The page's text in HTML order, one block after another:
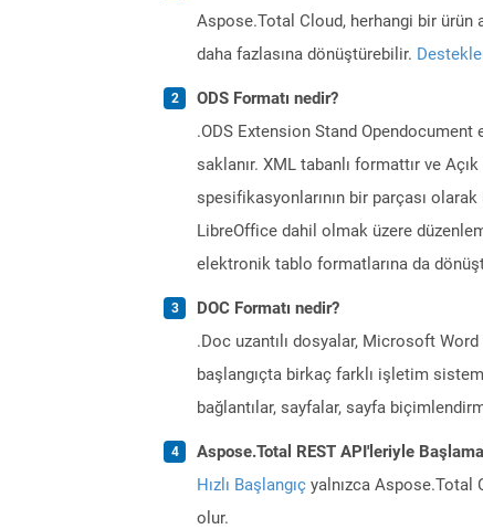
Aspose.Total Cloud, herhangi bir ürün
daha fazlasına dönüştürebilir.
ODS Formatı nedir?
.ODS Extension Stand Opendocument
saklanır. XML tabanlı formattır ve
spesifikasyonlarının bir parçası
LibreOffice dahil olmak üzere
elektronik tablo formatlarına da
DOC Formatı nedir?
.Doc uzantılı dosyalar, Microsoft
başlangıçta birkaç farklı işletim
bağlantılar, sayfalar, sayfa
Aspose.Total REST API'leriyle
Hızlı Başlangıç yalnızca Aspose.Total
olur.